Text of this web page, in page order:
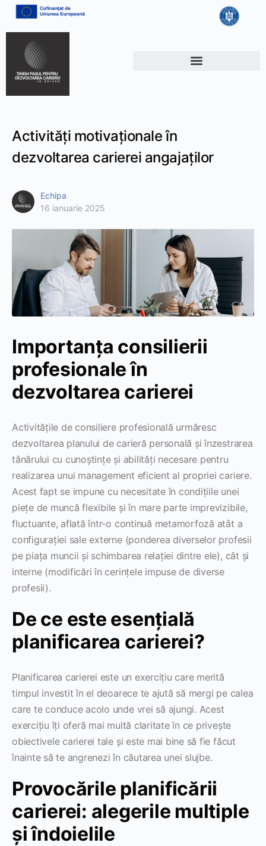
Activități motivaționale în
dezvoltarea carierei angajaților
Echipa
16 ianuarie 2025
Importanța consilierii
profesionale în
dezvoltarea carierei
Activitățile de consiliere profesională urmăresc
dezvoltarea planului de carieră personală și înzestrarea
tânărului cu cunoștințe și abilități necesare pentru
realizarea unui management eficient al propriei cariere.
Acest fapt se impune cu necesitate în condițiile unei
piețe de muncă flexibile și în mare parte imprevizibile,
fluctuante, aflată într-o continuă metamorfoză atât a
configurației sale externe (ponderea diverselor profesii
pe piața muncii și schimbarea relației dintre ele), cât și
interne (modificări în cerințele impuse de diverse
profesii).
De ce este esențială
planificarea carierei?
Planificarea carierei este un exercițiu care merită
timpul investit în el deoarece te ajută să mergi pe calea
care te conduce acolo unde vrei să ajungi. Acest
exercițiu îți oferă mai multă claritate în ce privește
obiectivele carierei tale și este mai bine să fie făcut
înainte să te angrenezi în căutarea unei slujbe.
Provocările planificării
carierei: alegerile multiple
și îndoielile